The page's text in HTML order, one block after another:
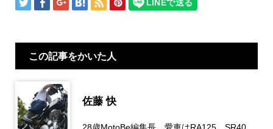
この記事をかいた人
佐藤 快
28歳MotoBe編集長。愛車はRA125、SR40